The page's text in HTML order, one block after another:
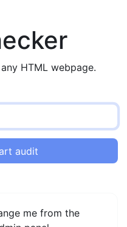
HTML webpage.
audit
me from the